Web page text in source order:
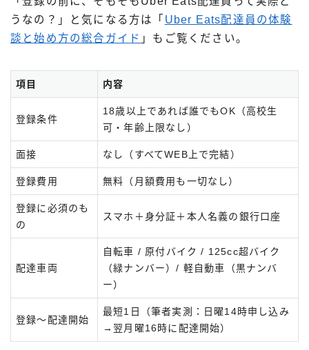
うなの？」と気になる方は「 Uber Eats配達員の体験
談と始め方の総合ガイド 」もご覧ください。
項目 内容
登録条件
18歳以上であれば誰でもOK（高校生
可・年齢上限なし）
面接 なし（すべてWEB上で完結）
登録費用 無料（月額費用も一切なし）
登録に必須のも
の
スマホ＋身分証＋本人名義の銀行口座
配達車両
自転車 / 原付バイク / 125cc超バイク
（緑ナンバー）/ 軽自動車（黒ナンバ
ー）
登録〜配達開始
最短1日（筆者実測：日曜14時申し込み
→翌月曜16時に配達開始）